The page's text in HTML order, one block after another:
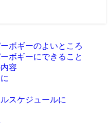
ボギーのよいところ
ボギーにできること
容
ルスケジュールに